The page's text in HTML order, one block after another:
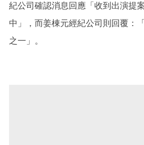
紀公司確認消息回應「收到出演提
中」，而姜棟元經紀公司則回覆：
之一」。